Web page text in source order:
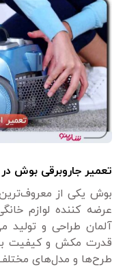
تعمیر جاروبرقی بوش
بوش یکی از
عرضه کننده لوازم
آلمان طراحی و تولید
قدرت مکش و کیفیت
طرح‌ها و مدل‌های